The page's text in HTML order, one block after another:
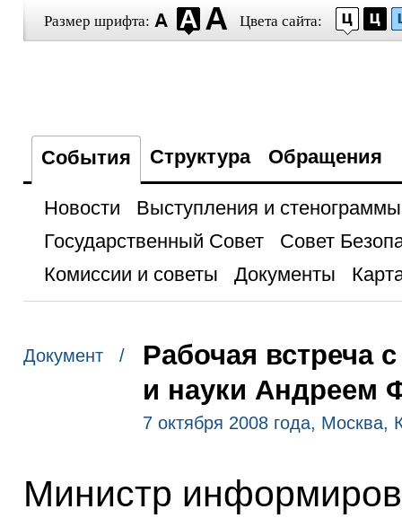
Размер шрифта: Цвета сайта:
События Структура Обращения
Новости
Выступления и стенограммы
Государственный Совет
Совет
Комиссии и советы
Документы
Документ /
Рабочая встреча
и науки Андреем
7 октября 2008 года, Москва,
Министр